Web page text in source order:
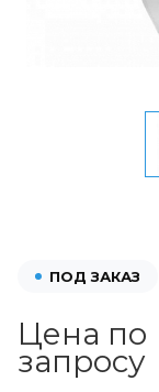
ПОД ЗАКАЗ
Цена по
запросу